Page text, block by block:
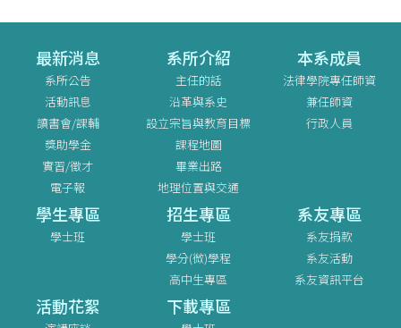
最新消息
系所公告
活動訊息
讀書會/課輔
獎助學金
實習/徵才
電子報
系所介紹
主任的話
沿革與系史
設立宗旨與教育目標
課程地圖
畢業出路
地理位置與交通
本系成員
法律學院專任師資
兼任師資
行政人員
學生專區
學士班
招生專區
學士班
學分(微)學程
高中生專區
系友專區
系友捐款
系友活動
系友資訊平台
活動花絮 下載專區